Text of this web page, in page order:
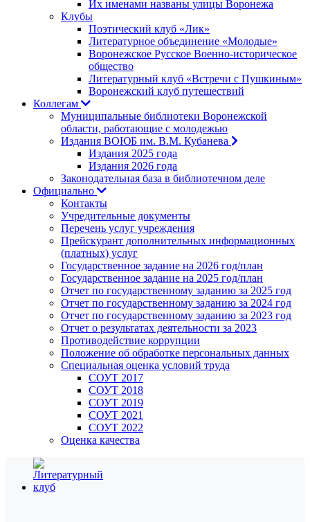
Их именами названы улицы Воронежа
Клубы
Поэтический клуб «Лик»
Литературное объединение «Молодые»
Воронежское Русское Военно-историческое
общество
Литературный клуб «Встречи с Пушкиным»
Воронежский клуб путешествий
Коллегам
Муниципальные библиотеки Воронежской
области, работающие с молодежью
Издания ВОЮБ им. В.М. Кубанева
Издания 2025 года
Издания 2026 года
Законодательная база в библиотечном деле
Официально
Контакты
Учредительные документы
Перечень услуг учреждения
Прейскурант дополнительных информационных
(платных) услуг
Государственное задание на 2026 год/план
Государственное задание на 2025 год/план
Отчет по государственному заданию за 2025 год
Отчет по государственному заданию за 2024 год
Отчет по государственному заданию за 2023 год
Отчет о результатах деятельности за 2023
Противодействие коррупции
Положение об обработке персональных данных
Специальная оценка условий труда
СОУТ 2017
СОУТ 2018
СОУТ 2019
СОУТ 2021
СОУТ 2022
Оценка качества